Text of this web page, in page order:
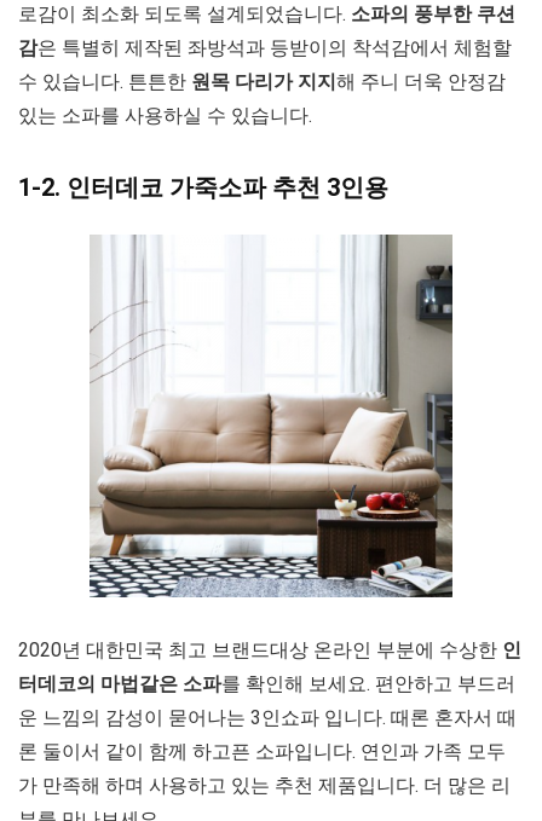
로감이 최소화 되도록 설계되었습니다. 소파의 풍부한 쿠션
감은 특별히 제작된 좌방석과 등받이의 착석감에서 체험할
수 있습니다. 튼튼한 원목 다리가 지지해 주니 더욱 안정감
있는 소파를 사용하실 수 있습니다.
1-2. 인터데코 가죽소파 추천 3인용
2020년 대한민국 최고 브랜드대상 온라인 부분에 수상한 인
터데코의 마법같은 소파를 확인해 보세요. 편안하고 부드러
운 느낌의 감성이 묻어나는 3인쇼파 입니다. 때론 혼자서 때
론 둘이서 같이 함께 하고픈 소파입니다. 연인과 가족 모두
가 만족해 하며 사용하고 있는 추천 제품입니다. 더 많은 리